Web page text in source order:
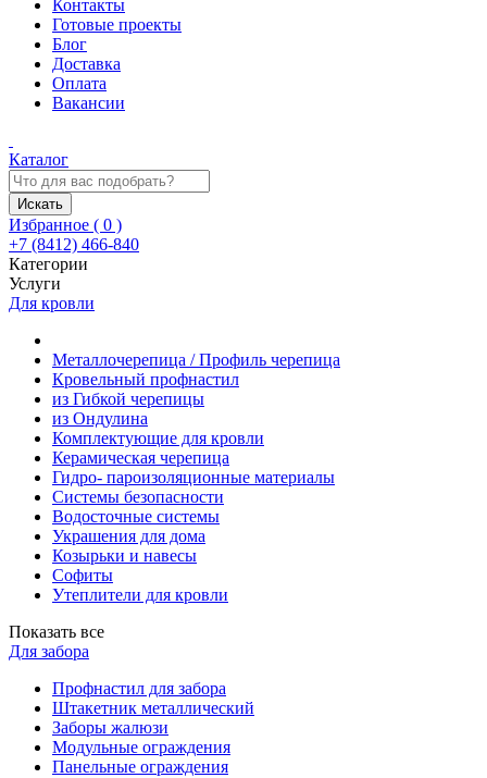
Контакты
Готовые проекты
Блог
Доставка
Оплата
Вакансии
Каталог
Искать
Избранное ( 0 )
+7 (8412) 466-840
Категории
Услуги
Для кровли
Металлочерепица / Профиль черепица
Кровельный профнастил
из Гибкой черепицы
из Ондулина
Комплектующие для кровли
Керамическая черепица
Гидро- пароизоляционные материалы
Системы безопасности
Водосточные системы
Украшения для дома
Козырьки и навесы
Софиты
Утеплители для кровли
Показать все
Для забора
Профнастил для забора
Штакетник металлический
Заборы жалюзи
Модульные ограждения
Панельные ограждения